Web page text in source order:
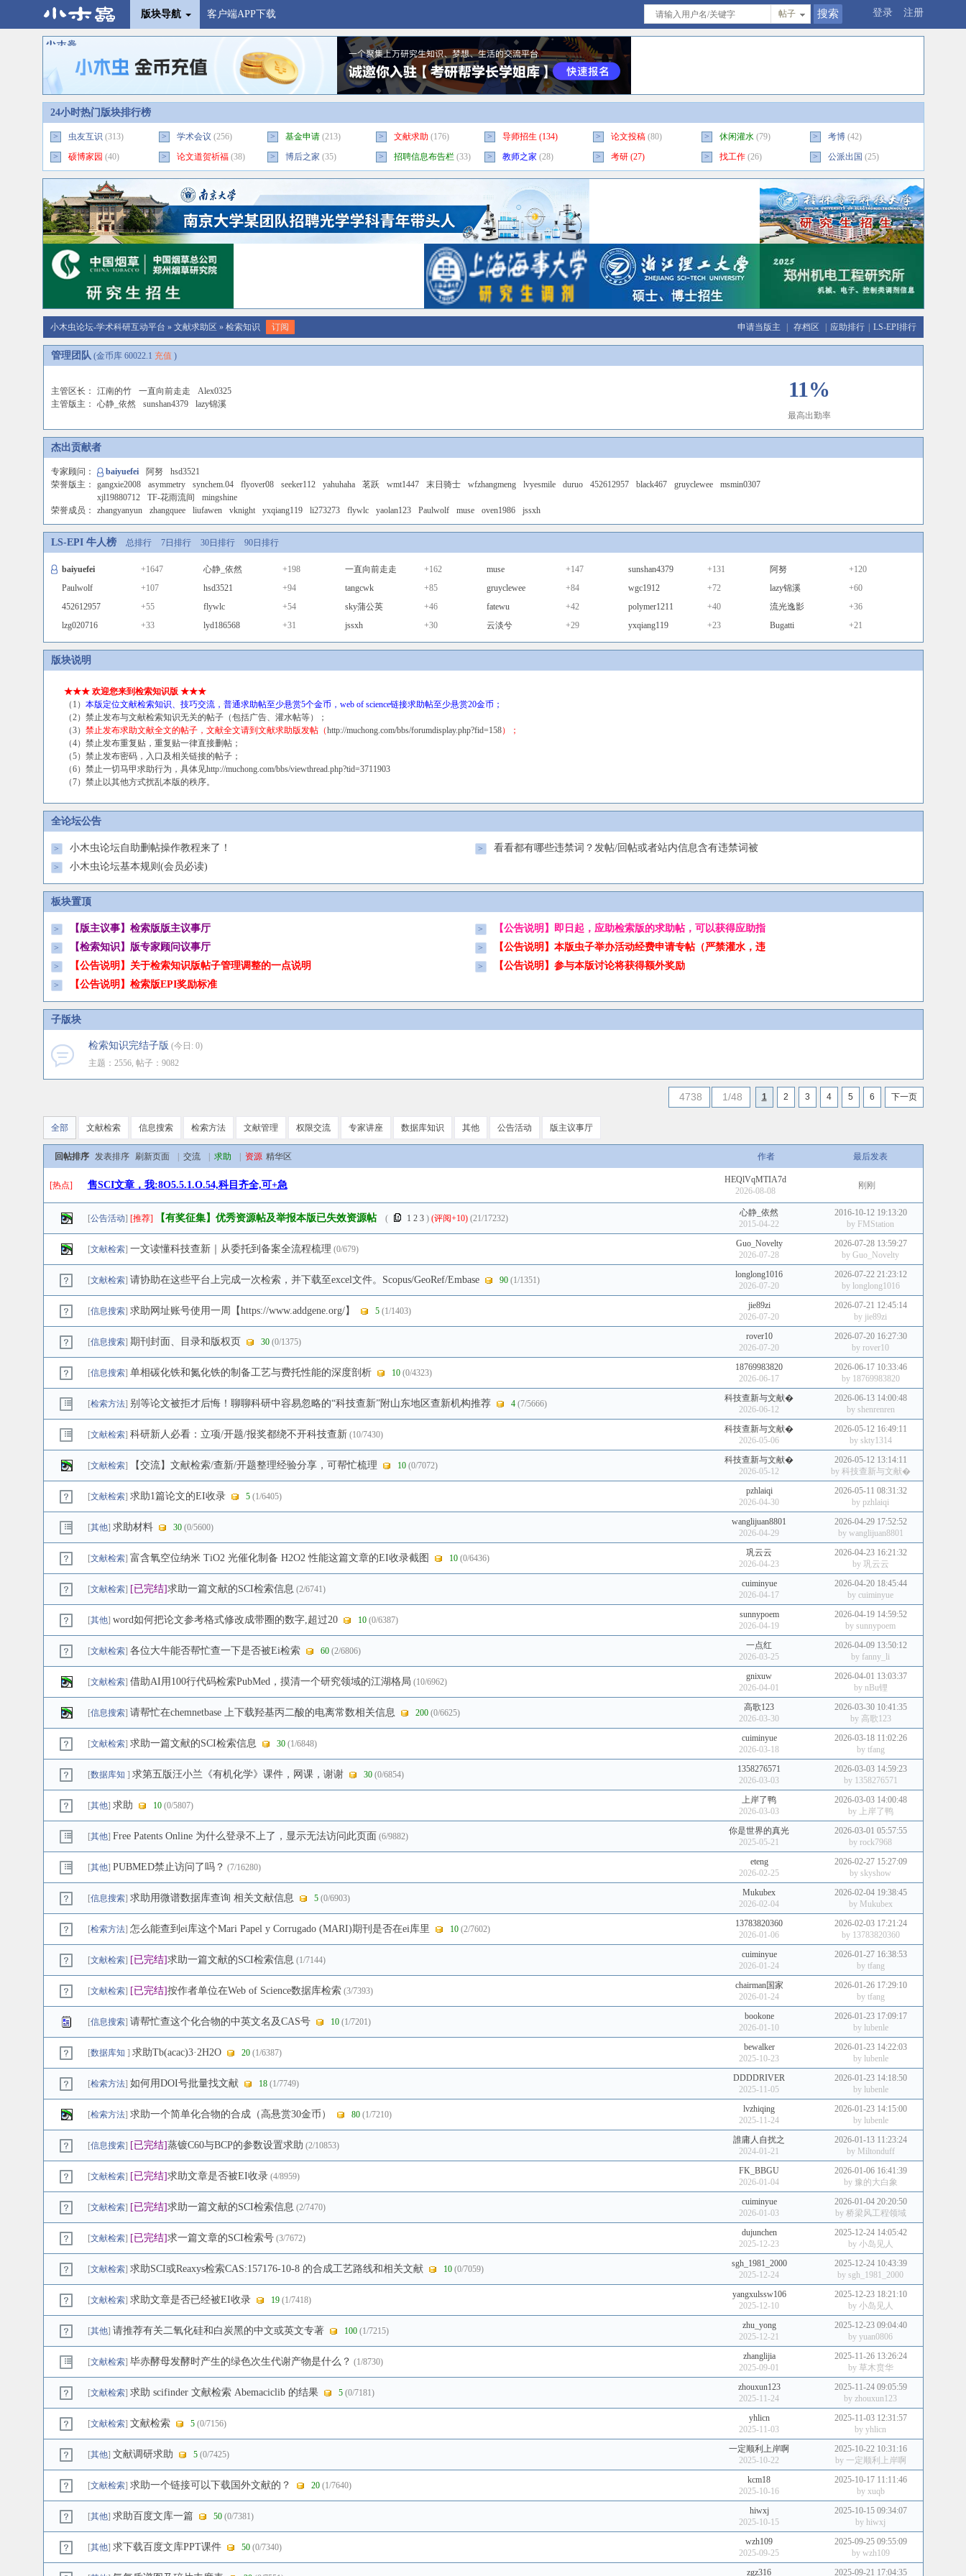
版块导航 客户端APP下载 登录 注册
帖子
24小时热门版块排行榜
> 虫友互识 (313) > 学术会议 (256) > 基金申请(213) > 文献求助 (176) > 导师招生 (134) > 论文投稿(80) > 休闲灌水(79) > 考博(42)
>
硕博家园 (40) > 论文道贺祈福(38) > 博后之家 (35) > 招聘信息布告栏(33) > 教师之家 (28) > 考研(27) > 找工作(26) > 公派出国 (25)
申请当版主 存档区 应助排行 LS-EPI排行
小木虫论坛-学术科研互动平台 » 文献求助区 » 检索知识 订阅
管理团队(金币库 60022.1 充值 )
主管区长： 江南的竹 一直向前走走
Alex0325
主管版主：
心静_依然 sunshan4379 lazy锦溪
11%
最高出勤率
杰出贡献者
专家顾问： baiyuefei 阿努
hsd3521
荣誉版主：
gangxie2008 asymmetry synchem.04 flyover08 seeker112 yahuhaha 茗跃 wmt1447 末日骑士 wfzhangmeng lvyesmile duruo 452612957 black467 gruyclewee
msmin0307
xjl19880712
TF-花雨流间
mingshine
荣誉成员：
zhangyanyun zhangquee liufawen vknight yxqiang119 li273273 flywlc yaolan123 Paulwolf muse oven1986 jssxh
LS-EPI 牛人榜 总排行 7日排行 30日排行 90日排行
baiyuefei +1647 心静_依然 +198 一直向前走走 +162 muse +147 sunshan4379 +131 阿努
+120
Paulwolf
+107 hsd3521 +94 tangcwk +85 gruyclewee +84 wgc1912 +72 lazy锦溪
+60
452612957
+55 flywlc +54 sky蒲公英 +46 fatewu +42 polymer1211 +40 流光逸影
+36
lzg020716
+33 lyd186568 +31 jssxh +30 云淡兮 +29 yxqiang119 +23 Bugatti +21
版块说明
★★★ 欢迎您来到检索知识版 ★★★
（1） 本版定位文献检索知识、技巧交流，普通求助帖至少悬赏5个金币，web of science链接求助帖至少悬赏20金币；
（2）禁止发布与文献检索知识无关的帖子（包括广告、灌水帖等）；
（3） 禁止发布求助文献全文的帖子，文献全文请到文献求助版发帖（http://muchong.com/bbs/forumdisplay.php?fid=158）；
（4）禁止发布重复贴，重复贴一律直接删帖；
（5）禁止发布密码，入口及相关链接的帖子；
（6）禁止一切马甲求助行为，具体见http://muchong.com/bbs/viewthread.php?tid=3711903
（7）禁止以其他方式扰乱本版的秩序。
全论坛公告
> 小木虫论坛自助删帖操作教程来了！ > 看看都有哪些违禁词？发帖/回帖或者站内信息含有违禁词被
> 小木虫论坛基本规则(会员必读)
板块置顶
> 【版主议事】检索版版主议事厅 > 【公告说明】即日起，应助检索版的求助帖，可以获得应助指
> 【检索知识】版专家顾问议事厅 > 【公告说明】本版虫子举办活动经费申请专帖（严禁灌水，违
> 【公告说明】关于检索知识版帖子管理调整的一点说明 > 【公告说明】参与本版讨论将获得额外奖励
> 【公告说明】检索版EPI奖励标准
子版块
检索知识完结子版 (今日: 0)
主题：2556, 帖子：9082
4738 1/48 1 2 3 4 5 6 下一页
全部 文献检索 信息搜索 检索方法 文献管理 权限交流 专家讲座 数据库知识 其他 公告活动 版主议事厅
回帖排序 发表排序 刷新页面 交流 求助 资源 精华区 作者 最后发表
[热点] 售SCI文章，我:8O5.5.1.O.54,科目齐全,可+急
HEQlVqMTIA7d
2026-08-08
刚刚
[公告活动] [推荐] 【有奖征集】优秀资源帖及举报本版已失效资源帖( 1 2 3)(评阅+10) (21/17232)
心静_依然
2015-04-22
2016-10-12 19:13:20
by FMStation
[文献检索] 一文读懂科技查新｜从委托到备案全流程梳理 (0/679)
Guo_Novelty
2026-07-28
2026-07-28 13:59:27
by Guo_Novelty
[文献检索] 请协助在这些平台上完成一次检索，并下载至excel文件。Scopus/GeoRef/Embase 90 (1/1351)
longlong1016
2026-07-20
2026-07-22 21:23:12
by longlong1016
[信息搜索] 求助网址账号使用一周【https://www.addgene.org/】 5 (1/1403)
jie89zi
2026-07-20
2026-07-21 12:45:14
by jie89zi
[信息搜索] 期刊封面、目录和版权页 30 (0/1375)
rover10
2026-07-20
2026-07-20 16:27:30
by rover10
[信息搜索] 单相碳化铁和氮化铁的制备工艺与费托性能的深度剖析 10 (0/4323)
18769983820
2026-06-17
2026-06-17 10:33:46
by 18769983820
[检索方法] 别等论文被拒才后悔！聊聊科研中容易忽略的“科技查新”附山东地区查新机构推荐 4 (7/5666)
科技查新与文献�
2026-06-12
2026-06-13 14:00:48
by shenrenren
[文献检索] 科研新人必看：立项/开题/报奖都绕不开科技查新 (10/7430)
科技查新与文献�
2026-05-06
2026-05-12 16:49:11
by skty1314
[文献检索] 【交流】文献检索/查新/开题整理经验分享，可帮忙梳理 10 (0/7072)
科技查新与文献�
2026-05-12
2026-05-12 13:14:11
by 科技查新与文献�
[文献检索] 求助1篇论文的EI收录 5 (1/6405)
pzhlaiqi
2026-04-30
2026-05-11 08:31:32
by pzhlaiqi
[其他] 求助材料 30 (0/5600)
wanglijuan8801
2026-04-29
2026-04-29 17:52:52
by wanglijuan8801
[文献检索] 富含氧空位纳米 TiO2 光催化制备 H2O2 性能这篇文章的EI收录截图 10 (0/6436)
巩云云
2026-04-23
2026-04-23 16:21:32
by 巩云云
[文献检索] [已完结]求助一篇文献的SCI检索信息 (2/6741)
cuiminyue
2026-04-17
2026-04-20 18:45:44
by cuiminyue
[其他] word如何把论文参考格式修改成带圈的数字,超过20 10 (0/6387)
sunnypoem
2026-04-19
2026-04-19 14:59:52
by sunnypoem
[文献检索] 各位大牛能否帮忙查一下是否被Ei检索 60 (2/6806)
一点红
2026-03-25
2026-04-09 13:50:12
by fanny_li
[文献检索] 借助AI用100行代码检索PubMed，摸清一个研究领域的江湖格局 (10/6962)
gnixuw
2026-04-01
2026-04-01 13:03:37
by nBu锂
[信息搜索] 请帮忙在chemnetbase 上下载羟基丙二酸的电离常数相关信息 200 (0/6625)
高歌123
2026-03-30
2026-03-30 10:41:35
by 高歌123
[文献检索] 求助一篇文献的SCI检索信息 30 (1/6848)
cuiminyue
2026-03-18
2026-03-18 11:02:26
by tfang
[数据库知 ] 求第五版汪小兰《有机化学》课件，网课，谢谢 30 (0/6854)
1358276571
2026-03-03
2026-03-03 14:59:23
by 1358276571
[其他] 求助 10 (0/5807)
上岸了鸭
2026-03-03
2026-03-03 14:00:48
by
上岸了鸭
[其他] Free Patents Online 为什么登录不上了，显示无法访问此页面 (6/9882)
你是世界的真光
2025-05-21
2026-03-01 05:57:55
by rock7968
[其他] PUBMED禁止访问了吗？ (7/16280)
eteng
2026-02-25
2026-02-27 15:27:09
by skyshow
[信息搜索] 求助用微谱数据库查询 相关文献信息 5 (0/6903)
Mukubex
2026-02-04
2026-02-04 19:38:45
by Mukubex
[检索方法] 怎么能查到ei库这个Mari Papel y Corrugado (MARI)期刊是否在ei库里 10 (2/7602)
13783820360
2026-01-06
2026-02-03 17:21:24
by 13783820360
[文献检索] [已完结]求助一篇文献的SCI检索信息 (1/7144)
cuiminyue
2026-01-24
2026-01-27 16:38:53
by tfang
[文献检索] [已完结]按作者单位在Web of Science数据库检索 (3/7393)
chairman国家
2026-01-24
2026-01-26 17:29:10
by tfang
[信息搜索] 请帮忙查这个化合物的中英文名及CAS号 10 (1/7201)
bookone
2026-01-10
2026-01-23 17:09:17
by lubenle
[数据库知 ] 求助Tb(acac)3·2H2O 20 (1/6387)
bewalker
2025-10-23
2026-01-23 14:22:03
by lubenle
[检索方法] 如何用DOI号批量找文献 18 (1/7749)
DDDDRIVER
2025-11-05
2026-01-23 14:18:50
by lubenle
[检索方法] 求助一个简单化合物的合成（高悬赏30金币） 80 (1/7210)
lvzhiqing
2025-11-24
2026-01-23 14:15:00
by lubenle
[信息搜索] [已完结]蒸镀C60与BCP的参数设置求助 (2/10853)
誰庸人自扰之
2024-01-21
2026-01-13 11:23:24
by Miltonduff
[文献检索] [已完结]求助文章是否被EI收录 (4/8959)
FK_BBGU
2026-01-04
2026-01-06 16:41:39
by 豫的大白象
[文献检索] [已完结]求助一篇文献的SCI检索信息 (2/7470)
cuiminyue
2026-01-03
2026-01-04 20:20:50
by 桥梁风工程领域
[文献检索] [已完结]求一篇文章的SCI检索号 (3/7672)
dujunchen
2025-12-23
2025-12-24 14:05:42
by 小岛见人
[文献检索] 求助SCI或Reaxys检索CAS:157176-10-8 的合成工艺路线和相关文献 10 (0/7059)
sgh_1981_2000
2025-12-24
2025-12-24 10:43:39
by sgh_1981_2000
[文献检索] 求助文章是否已经被EI收录 19 (1/7418)
yangxulssw106
2025-12-10
2025-12-23 18:21:10
by 小岛见人
[其他] 请推荐有关二氧化硅和白炭黑的中文或英文专著 100 (1/7215)
zhu_yong
2025-12-21
2025-12-23 09:04:40
by yuan0806
[文献检索] 毕赤酵母发酵时产生的绿色次生代谢产物是什么？ (1/8730)
zhanglijia
2025-09-01
2025-11-26 13:26:24
by 草木贲华
[文献检索] 求助 scifinder 文献检索 Abemaciclib 的结果 5 (0/7181)
zhouxun123
2025-11-24
2025-11-24 09:05:59
by zhouxun123
[文献检索] 文献检索 5 (0/7156)
yhlicn
2025-11-03
2025-11-03 12:31:57
by yhlicn
[其他] 文献调研求助 5 (0/7425)
一定顺利上岸啊
2025-10-22
2025-10-22 10:31:16
by 一定顺利上岸啊
[文献检索] 求助一个链接可以下载国外文献的？ 20 (1/7640)
kcm18
2025-10-16
2025-10-17 11:11:46
by xuqb
[其他] 求助百度文库一篇 50 (0/7381)
hiwxj
2025-10-15
2025-10-15 09:34:07
by hiwxj
[其他] 求下载百度文库PPT课件 50 (0/7340)
wzh109
2025-09-25
2025-09-25 09:55:09
by wzh109
zgz316 2025-09-21 17:04:35